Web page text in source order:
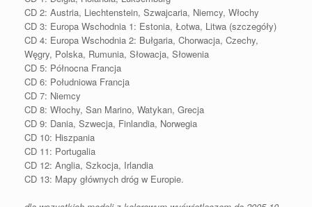
CD 2: Austria, Liechtenstein, Szwajcaria, Niemcy, Włochy
CD 3: Europa Wschodnia 1: Estonia, Łotwa, Litwa (szczegóły)
CD 4: Europa Wschodnia 2: Bułgaria, Chorwacja, Czechy,
Węgry, Polska, Rumunia, Słowacja, Słowenia
CD 5: Północna Francja
CD 6: Południowa Francja
CD 7: Niemcy
CD 8: Włochy, San Marino, Watykan, Grecja
CD 9: Dania, Szwecja, Finlandia, Norwegia
CD 10: Hiszpania
CD 11: Portugalia
CD 12: Anglia, Szkocja, Irlandia
CD 13: Mapy głównych dróg w Europie.